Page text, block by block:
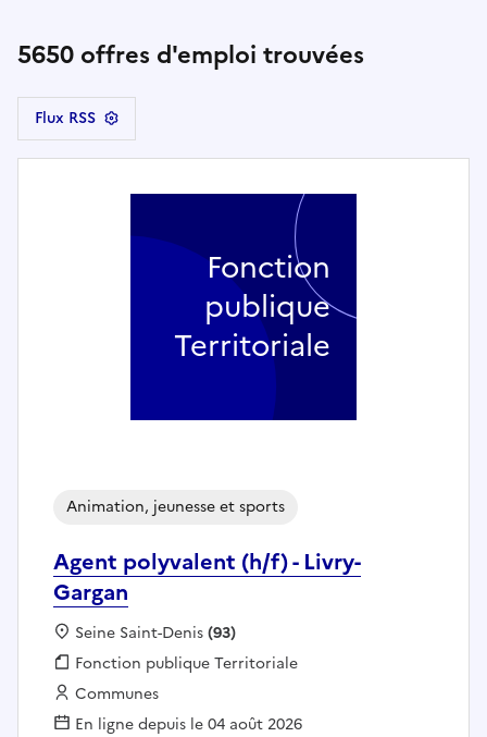
5650 offres d'emploi trouvées
Flux RSS
Agent polyvalent (h/f) - Livry-
Gargan
Animation, jeunesse et sports
Localisation :
Seine Saint-Denis(93)
Fonction publique :
Fonction publique Territoriale
Employeur :
Communes
En ligne depuis le 04 août 2026
Fonction
publique
Territoriale